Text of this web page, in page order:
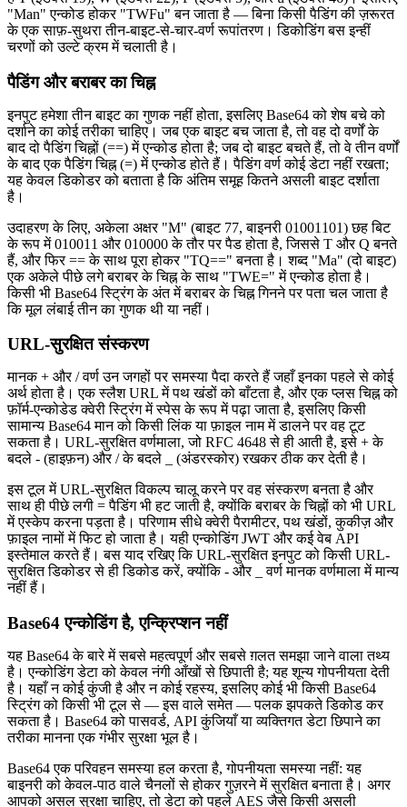
"Man" एन्कोड होकर "TWFu" बन जाता है — बिना किसी पैडिंग की ज़रूरत
के एक साफ़-सुथरा तीन-बाइट-से-चार-वर्ण रूपांतरण। डिकोडिंग बस इन्हीं
चरणों को उल्टे क्रम में चलाती है।
पैडिंग और बराबर का चिह्न
इनपुट हमेशा तीन बाइट का गुणक नहीं होता, इसलिए Base64 को शेष बचे को
दर्शाने का कोई तरीका चाहिए। जब एक बाइट बच जाता है, तो वह दो वर्णों के
बाद दो पैडिंग चिह्नों (==) में एन्कोड होता है; जब दो बाइट बचते हैं, तो वे तीन वर्णों
के बाद एक पैडिंग चिह्न (=) में एन्कोड होते हैं। पैडिंग वर्ण कोई डेटा नहीं रखता;
यह केवल डिकोडर को बताता है कि अंतिम समूह कितने असली बाइट दर्शाता
है।
उदाहरण के लिए, अकेला अक्षर "M" (बाइट 77, बाइनरी 01001101) छह बिट
के रूप में 010011 और 010000 के तौर पर पैड होता है, जिससे T और Q बनते
हैं, और फिर == के साथ पूरा होकर "TQ==" बनता है। शब्द "Ma" (दो बाइट)
एक अकेले पीछे लगे बराबर के चिह्न के साथ "TWE=" में एन्कोड होता है।
किसी भी Base64 स्ट्रिंग के अंत में बराबर के चिह्न गिनने पर पता चल जाता है
कि मूल लंबाई तीन का गुणक थी या नहीं।
URL-सुरक्षित संस्करण
मानक + और / वर्ण उन जगहों पर समस्या पैदा करते हैं जहाँ इनका पहले से कोई
अर्थ होता है। एक स्लैश URL में पथ खंडों को बाँटता है, और एक प्लस चिह्न को
फ़ॉर्म-एन्कोडेड क्वेरी स्ट्रिंग में स्पेस के रूप में पढ़ा जाता है, इसलिए किसी
सामान्य Base64 मान को किसी लिंक या फ़ाइल नाम में डालने पर वह टूट
सकता है। URL-सुरक्षित वर्णमाला, जो RFC 4648 से ही आती है, इसे + के
बदले - (हाइफ़न) और / के बदले _ (अंडरस्कोर) रखकर ठीक कर देती है।
इस टूल में URL-सुरक्षित विकल्प चालू करने पर वह संस्करण बनता है और
साथ ही पीछे लगी = पैडिंग भी हट जाती है, क्योंकि बराबर के चिह्नों को भी URL
में एस्केप करना पड़ता है। परिणाम सीधे क्वेरी पैरामीटर, पथ खंडों, कुकीज़ और
फ़ाइल नामों में फिट हो जाता है। यही एन्कोडिंग JWT और कई वेब API
इस्तेमाल करते हैं। बस याद रखिए कि URL-सुरक्षित इनपुट को किसी URL-
सुरक्षित डिकोडर से ही डिकोड करें, क्योंकि - और _ वर्ण मानक वर्णमाला में मान्य
नहीं हैं।
Base64 एन्कोडिंग है, एन्क्रिप्शन नहीं
यह Base64 के बारे में सबसे महत्वपूर्ण और सबसे ग़लत समझा जाने वाला तथ्य
है। एन्कोडिंग डेटा को केवल नंगी आँखों से छिपाती है; यह शून्य गोपनीयता देती
है। यहाँ न कोई कुंजी है और न कोई रहस्य, इसलिए कोई भी किसी Base64
स्ट्रिंग को किसी भी टूल से — इस वाले समेत — पलक झपकते डिकोड कर
सकता है। Base64 को पासवर्ड, API कुंजियाँ या व्यक्तिगत डेटा छिपाने का
तरीका मानना एक गंभीर सुरक्षा भूल है।
Base64 एक परिवहन समस्या हल करता है, गोपनीयता समस्या नहीं: यह
बाइनरी को केवल-पाठ वाले चैनलों से होकर गुज़रने में सुरक्षित बनाता है। अगर
आपको असल सुरक्षा चाहिए, तो डेटा को पहले AES जैसे किसी असली